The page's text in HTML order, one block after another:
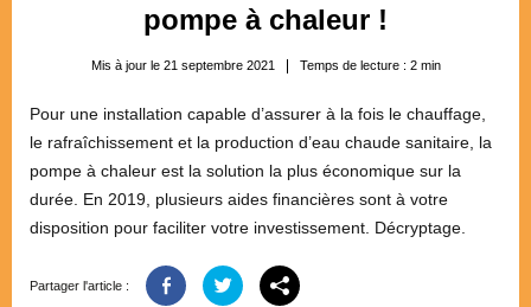
pompe à chaleur !
Mis à jour le 21 septembre 2021 Temps de lecture : 2 min
Pour une installation capable d’assurer à la fois le chauffage,
le rafraîchissement et la production d’eau chaude sanitaire, la
pompe à chaleur est la solution la plus économique sur la
durée. En 2019, plusieurs aides financières sont à votre
disposition pour faciliter votre investissement. Décryptage.
Partager l'article :